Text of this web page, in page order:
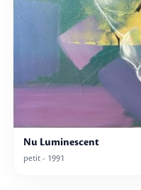
Nu Luminescent
petit - 1991